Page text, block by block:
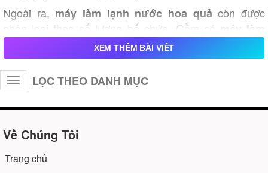
Ngoài ra, máy làm lạnh nước hoa quả còn được
phân loại theo số lượng bể chứa. Gồm có
máy làm
lạnh nước trái câyloại 1 bể chứa, 2 bể chứa và 3 bể
chứa.
Về dung tích bể chứa chuẩn hầu như giống nhau.
XEM THÊM BÀI VIẾT
Toggle
navigation
LỌC THEO DANH MỤC
Về Chúng Tôi
Trang chủ